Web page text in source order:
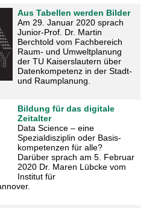
Aus Tabellen werden Bilder
Am 29. Januar 2020 sprach
Junior-Prof. Dr. Martin
Berchtold vom Fachbereich
Raum- und Umweltplanung
der TU Kaiserslautern über
Datenkompetenz in der Stadt-
und Raumplanung.
Bildung für das digitale
Zeitalter
Data Science – eine
Spezialdisziplin oder Basis-
kompetenzen für alle?
Darüber sprach am 5. Februar
2020 Dr. Maren Lübcke vom
Institut für